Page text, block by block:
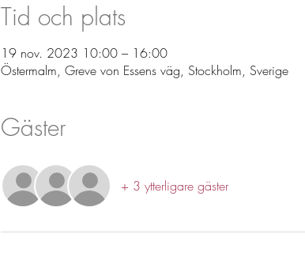
Tid och plats
19 nov. 2023 10:00 – 16:00
Östermalm, Greve von Essens väg, Stockholm, Sverige
Gäster
+ 3 ytterligare gäster